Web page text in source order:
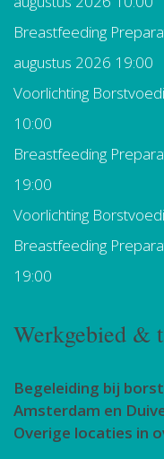
Breastfeeding
augustus 2026 19:00
Voorlichting
10:00
Breastfeeding
19:00
Voorlichting
Breastfeeding
19:00
Werkgebied &
Begeleiding bij
Amsterdam en
Overige locaties in